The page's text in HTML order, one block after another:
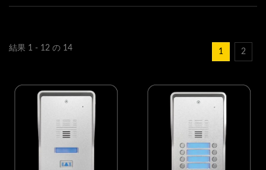
結果 1 - 12 の 14 1 2